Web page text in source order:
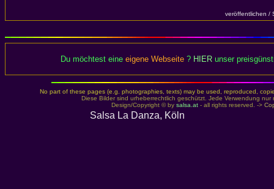
veröffentlichen /
Du möchtest eine eigene Webseite ? HIER unser
No part of these pages (e.g. photographies, texts) may be used, reproduced,
Diese Bilder sind urheberrechtlich geschützt. Jede Verwendung
Design/Copyright © by salsa.at - all rights reserved. ->
Salsa La Danza, Köln